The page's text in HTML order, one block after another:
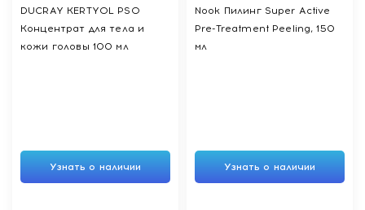
DUCRAY KERTYOL PSO
Концентрат для тела и
кожи головы 100 мл
Узнать о наличии
Nook Пилинг Super Active
Pre-Treatment Peeling, 150
мл
Узнать о наличии